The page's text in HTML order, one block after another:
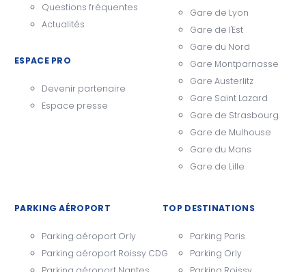
Questions fréquentes
Actualités
ESPACE PRO
Devenir partenaire
Espace presse
Gare de Lyon
Gare de l'Est
Gare du Nord
Gare Montparnasse
Gare Austerlitz
Gare Saint Lazard
Gare de Strasbourg
Gare de Mulhouse
Gare du Mans
Gare de Lille
PARKING AÉROPORT
Parking aéroport Orly
Parking aéroport Roissy CDG
TOP DESTINATIONS
Parking Paris
Parking Orly